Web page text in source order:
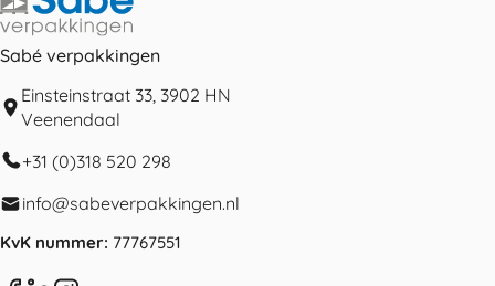
Sabé verpakkingen
Einsteinstraat 33, 3902 HN
Veenendaal
+31 (0)318 520 298
info@sabeverpakkingen.nl
KvK nummer: 77767551